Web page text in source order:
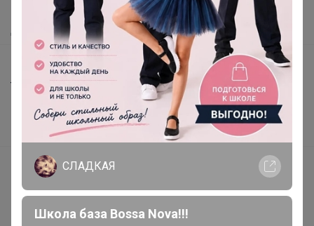
Как получить?
Доставка
Шоурумы
Торговые марки
Наша команда
В наличии
Подарочные сертификаты
Реклама на сайте
Поставщикам
Мосье Башмаков. Заключительные
выкупы в связи с закрытием магазина
Разбираем остатки школьной формы и
обуви